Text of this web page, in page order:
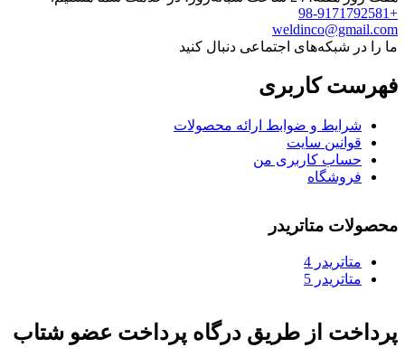
+98-9171792581
weldinco@gmail.com
ما را در شبکه‌های اجتماعی دنبال کنید
فهرست کاربری
شرایط و ضوابط ارائه محصولات
قوانین سایت
حساب کاربری من
فروشگاه
محصولات متاتریدر
متاتريدر 4
متاتريدر 5
پرداخت از طریق درگاه پرداخت عضو شتاب